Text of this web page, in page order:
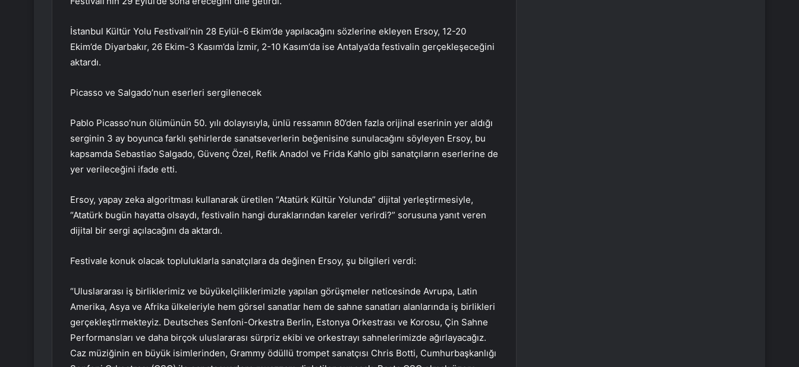
İstanbul Kültür Yolu Festivali’nin 28 Eylül-6 Ekim’de yapılacağını sözlerine ekleyen Ersoy, 12-20
Ekim’de Diyarbakır, 26 Ekim-3 Kasım’da İzmir, 2-10 Kasım’da ise Antalya’da festivalin gerçekleşeceğini
aktardı.
Picasso ve Salgado’nun eserleri sergilenecek
Pablo Picasso’nun ölümünün 50. yılı dolayısıyla, ünlü ressamın 80’den fazla orijinal eserinin yer aldığı
serginin 3 ay boyunca farklı şehirlerde sanatseverlerin beğenisine sunulacağını söyleyen Ersoy, bu
kapsamda Sebastiao Salgado, Güvenç Özel, Refik Anadol ve Frida Kahlo gibi sanatçıların eserlerine de
yer verileceğini ifade etti.
Ersoy, yapay zeka algoritması kullanarak üretilen “Atatürk Kültür Yolunda” dijital yerleştirmesiyle,
“Atatürk bugün hayatta olsaydı, festivalin hangi duraklarından kareler verirdi?” sorusuna yanıt veren
dijital bir sergi açılacağını da aktardı.
Festivale konuk olacak topluluklarla sanatçılara da değinen Ersoy, şu bilgileri verdi:
“Uluslararası iş birliklerimiz ve büyükelçiliklerimizle yapılan görüşmeler neticesinde Avrupa, Latin
Amerika, Asya ve Afrika ülkeleriyle hem görsel sanatlar hem de sahne sanatları alanlarında iş birlikleri
gerçekleştirmekteyiz. Deutsches Senfoni-Orkestra Berlin, Estonya Orkestrası ve Korosu, Çin Sahne
Performansları ve daha birçok uluslararası sürpriz ekibi ve orkestrayı sahnelerimizde ağırlayacağız.
Caz müziğinin en büyük isimlerinden, Grammy ödüllü trompet sanatçısı Chris Botti, Cumhurbaşkanlığı